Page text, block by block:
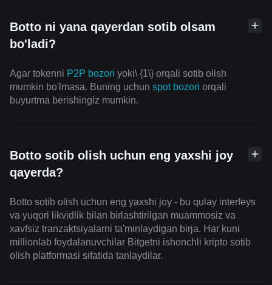
Botto ni yana qayerdan sotib olsam
bo'ladi?
Agar tokenni P2P bozori yoki\ {1\} orqali sotib olish
mumkin bo'lmasa. Buning uchun spot bozori orqali
buyurtma berishingiz mumkin.
Botto sotib olish uchun eng yaxshi joy
qayerda?
Botto sotib olish uchun eng yaxshi joy - bu qulay interfeys
va yuqori likvidlik bilan birlashtirilgan muammosiz va
xavfsiz tranzaktsiyalarni ta'minlaydigan birja. Har kuni
millionlab foydalanuvchilar Bitgetni ishonchli kripto sotib
olish platformasi sifatida tanlaydilar.